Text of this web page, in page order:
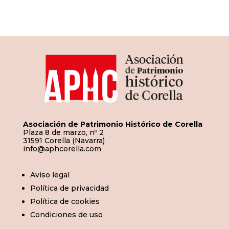
Asociación de Patrimonio Histórico de Corella
Plaza 8 de marzo, nº 2
31591 Corella (Navarra)
info@aphcorella.com
Aviso legal
Política de privacidad
Política de cookies
Condiciones de uso